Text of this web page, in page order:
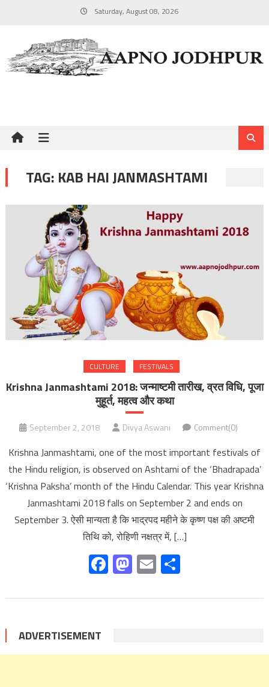
Saturday, August 08, 2026
TAG: KAB HAI JANMASHTAMI
CULTURE FESTIVALS
Krishna Janmashtami 2018: जन्माष्टमी तारीख, व्रत विधि, पूजा
मुहूर्त, महत्व और कथा
September 2, 2018 Divya Aswani Comment(0)
Krishna Janmashtami, one of the most important festivals of
the Hindu religion, is observed on Ashtami of the ‘Bhadrapada’
‘Krishna Paksha’ month of the Hindu Calendar. This year Krishna
Janmashtami 2018 falls on September 2 and ends on
September 3. ऐसी मान्यता है कि भाद्रपद महीने के कृष्ण पक्ष की अष्टमी
तिथि को, रोहिणी नक्षत्र में, […]
Facebook
Mastodon
Email
ADVERTISEMENT